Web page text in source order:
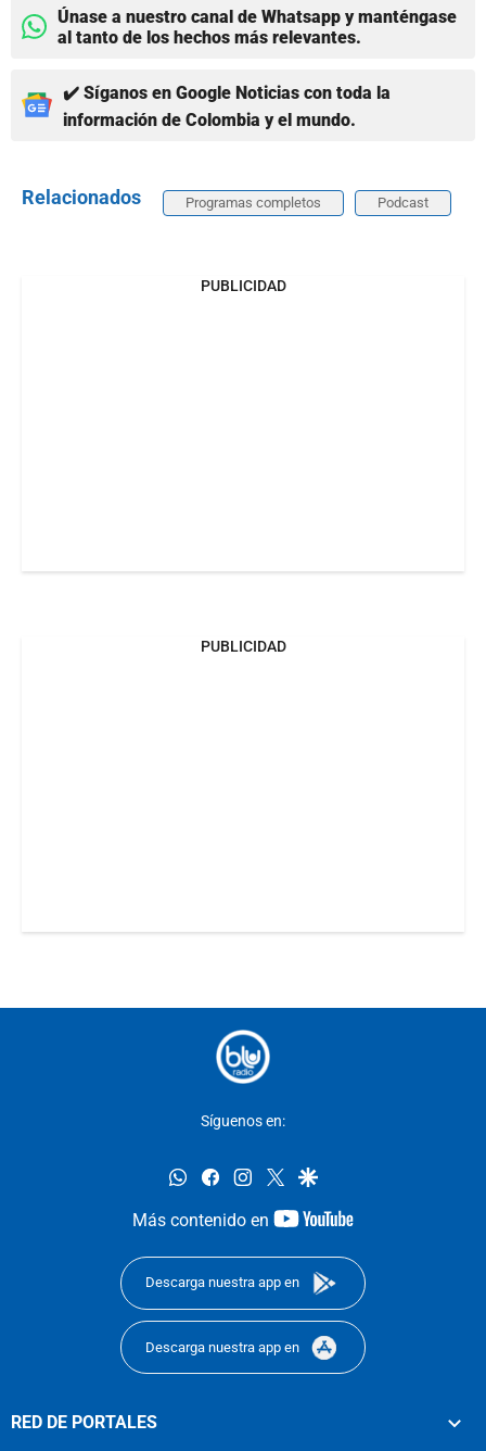
Únase a nuestro canal de Whatsapp y manténgase
al tanto de los hechos más relevantes.
✔️ Síganos en Google Noticias con toda la
información de Colombia y el mundo.
Relacionados Programas completos Podcast
PUBLICIDAD
PUBLICIDAD
Síguenos en:
whatsappfacebookinstagram
twittergoogle
Más contenido en
youtube-
Descarga nuestra app en
Descarga nuestra app en
RED DE PORTALES